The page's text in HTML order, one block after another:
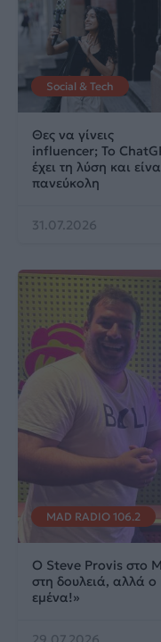
Social & Tech
Θες να γίνεις
influencer; Το
έχει τη λύση και
πανεύκολη
31.07.2026
MAD RADIO 106.2
Ο Steve Provis στο
στη δουλειά, αλλά ο
εμένα!»